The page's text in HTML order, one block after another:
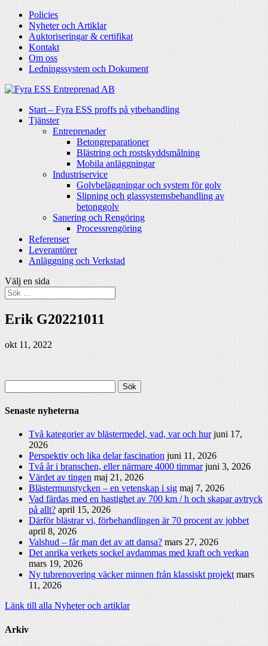
Policies
Nyheter och Artiklar
Auktoriseringar & certifikat
Kontakt
Om oss
Ledningssystem och Dokument
Start – Fyra ESS proffs på ytbehandling
Tjänster
Entreprenader
Betongreparationer
Blästring och rostskyddsmålning
Mobila anläggningar
Industriservice
Golvbeläggningar och system för golv
Slipning och glassystemsbehandling av
betonggolv
Sanering och Rengöring
Processrengöring
Referenser
Leverantörer
Anläggning och Verkstad
Välj en sida
Erik G20221011
okt 11, 2022
efter:
Senaste nyheterna
Två kategorier av blästermedel, vad, var och hur juni 17,
2026
Perspektiv och lika delar fascination juni 11, 2026
Två år i branschen, eller närmare 4000 timmar juni 3, 2026
Värdet av tingen maj 21, 2026
Blästermunstycken – en vetenskap i sig maj 7, 2026
Vad färdas med en hastighet av 700 km / h och skapar avtryck
på allt? april 15, 2026
Därför blästrar vi, förbehandlingen är 70 procent av jobbet
april 8, 2026
Valshud – får man det av att dansa? mars 27, 2026
Det anrika verkets sockel avdammas med kraft och verkan
mars 19, 2026
Ny tubrenovering väcker minnen från klassiskt projekt mars
11, 2026
Länk till alla Nyheter och artiklar
Arkiv